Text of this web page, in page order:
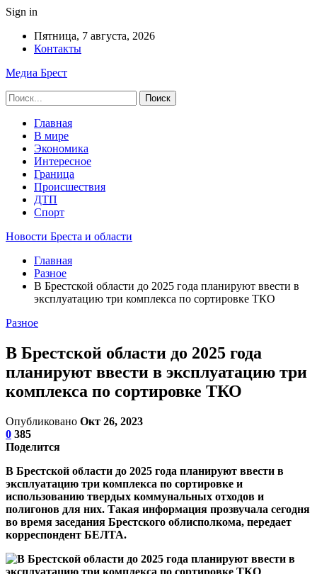
Sign in
Пятница, 7 августа, 2026
Контакты
Медиа Брест
Главная
В мире
Экономика
Интересное
Граница
Происшествия
ДТП
Спорт
Новости Бреста и области
Главная
Разное
В Брестской области до 2025 года планируют ввести в
эксплуатацию три комплекса по сортировке ТКО
Разное
В Брестской области до 2025 года
планируют ввести в эксплуатацию три
комплекса по сортировке ТКО
Опубликовано Окт 26, 2023
0 385
Поделится
В Брестской области до 2025 года планируют ввести в
эксплуатацию три комплекса по сортировке и
использованию твердых коммунальных отходов и
полигонов для них. Такая информация прозвучала сегодня
во время заседания Брестского облисполкома, передает
корреспондент БЕЛТА.